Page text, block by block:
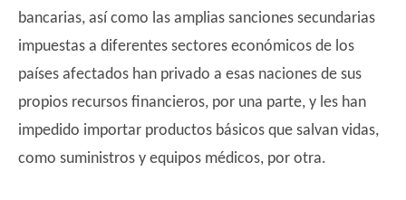
bancarias, así como las amplias sanciones secundarias
impuestas a diferentes sectores económicos de los
países afectados han privado a esas naciones de sus
propios recursos financieros, por una parte, y les han
impedido importar productos básicos que salvan vidas,
como suministros y equipos médicos, por otra.